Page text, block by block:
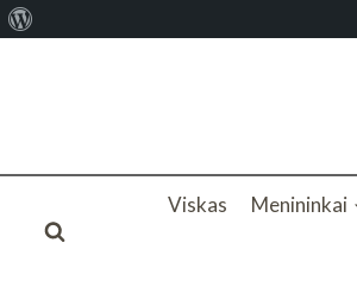
Viskas Menininkai